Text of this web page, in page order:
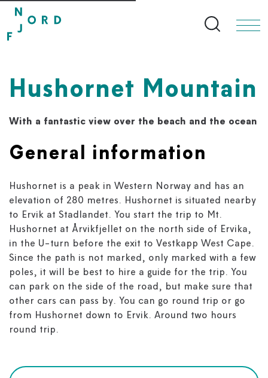
Search
Hushornet Mountain
With a fantastic view over the beach and the ocean
General information
Hushornet is a peak in Western Norway and has an
elevation of 280 metres. Hushornet is situated nearby
to Ervik at Stadlandet. You start the trip to Mt.
Hushornet at Årvikfjellet on the north side of Ervika,
in the U-turn before the exit to Vestkapp West Cape.
Since the path is not marked, only marked with a few
poles, it will be best to hire a guide for the trip. You
can park on the side of the road, but make sure that
other cars can pass by. You can go round trip or go
from Hushornet down to Ervik. Around two hours
round trip.